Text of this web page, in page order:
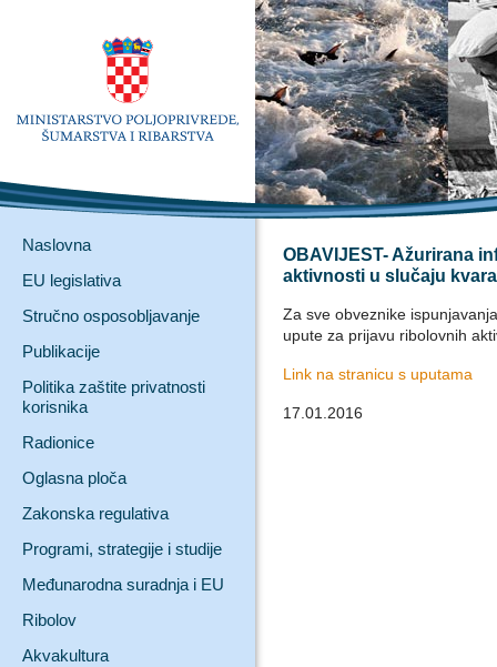
Naslovna
EU legislativa
Stručno osposobljavanje
Publikacije
Politika zaštite privatnosti
korisnika
Radionice
Oglasna ploča
Zakonska regulativa
Programi, strategije i studije
Međunarodna suradnja i EU
Ribolov
Akvakultura
OBAVIJEST- Ažurirana
aktivnosti u slučaju
Za sve obveznike
upute za prijavu ribolovnih
Link na stranicu s uputama
17.01.2016